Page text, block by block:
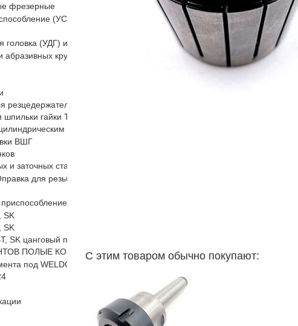
фрезерные
(УСП)
(УДГ) и бабки
абразивных кругов ДО-75 ДО-40
резцедержателя
гайки Т образные гайки для фрезерных пазов гайки с буртиком
хвостовиком
ВШГ
заточных станков
для резьбонарезной головки патрон резьбонарезной
для токарного станка
SK
SK
SK цанговый патрон
ПОЛЫЕ КОНИЧЕСКИЕ (HSK)
под WELDON
С этим товаром обычно покупают: